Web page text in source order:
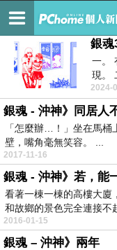
血泊中的爭鬥 ♪
銀魂
一。
現。
在...
2024-
銀魂 - 沖神》同居人
「怎麼辦…！」坐在馬
壁，嘴角毫無笑容。 ...
2017-11-16
銀魂 - 沖神》若，能
看著一棟一棟的高樓大廈
和故鄉的景色完全連接不
2016-01-15
銀魂 – 沖神》兩年